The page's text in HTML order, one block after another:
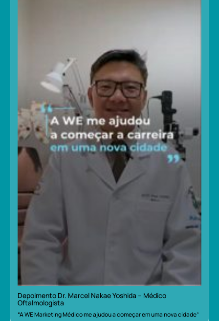
Depoimento Dr. Marcel Nakae Yoshida – Médico
Oftalmologista
“A WE Marketing Médico me ajudou a começar em uma nova cidade”